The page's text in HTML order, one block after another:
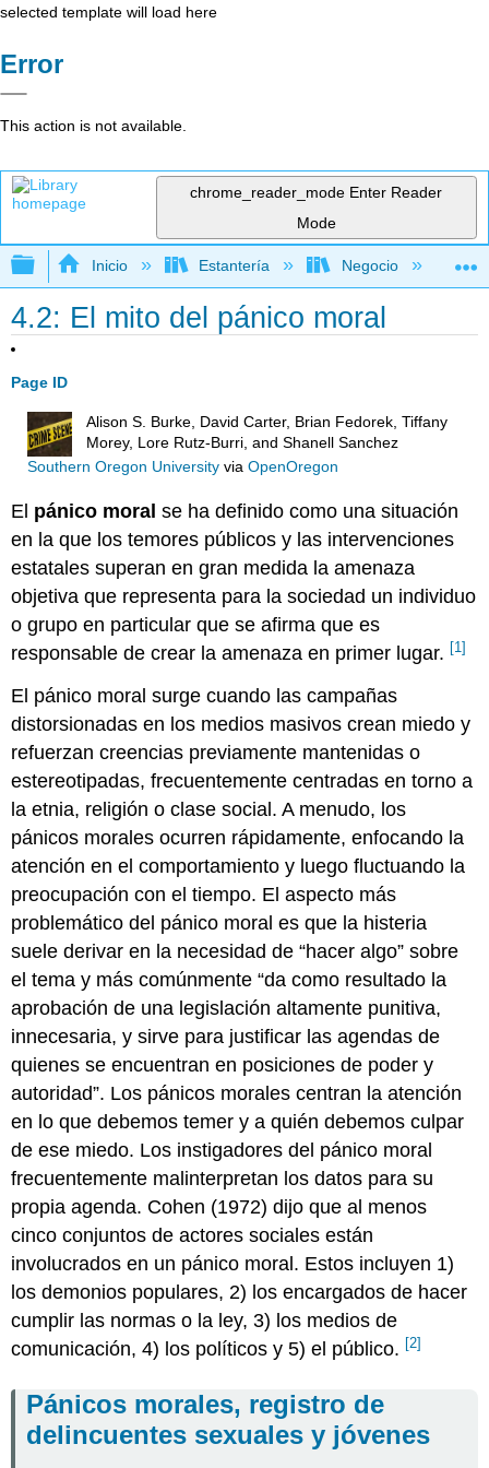
selected template will load here
Error
This action is not available.
chrome_reader_mode Enter Reader
Mode
Expandir/contraer jerarquía global
Inicio Estantería Negocio
4.2: El mito del pánico moral
Page ID
Alison S. Burke, David Carter, Brian Fedorek, Tiffany
Morey, Lore Rutz-Burri, and Shanell Sanchez
Southern Oregon Universityvia OpenOregon
El pánico moral se ha definido como una situación
en la que los temores públicos y las intervenciones
estatales superan en gran medida la amenaza
objetiva que representa para la sociedad un individuo
o grupo en particular que se afirma que es
responsable de crear la amenaza en primer lugar. [1]
El pánico moral surge cuando las campañas
distorsionadas en los medios masivos crean miedo y
refuerzan creencias previamente mantenidas o
estereotipadas, frecuentemente centradas en torno a
la etnia, religión o clase social. A menudo, los
pánicos morales ocurren rápidamente, enfocando la
atención en el comportamiento y luego fluctuando la
preocupación con el tiempo. El aspecto más
problemático del pánico moral es que la histeria
suele derivar en la necesidad de “hacer algo” sobre
el tema y más comúnmente “da como resultado la
aprobación de una legislación altamente punitiva,
innecesaria, y sirve para justificar las agendas de
quienes se encuentran en posiciones de poder y
autoridad”. Los pánicos morales centran la atención
en lo que debemos temer y a quién debemos culpar
de ese miedo. Los instigadores del pánico moral
frecuentemente malinterpretan los datos para su
propia agenda. Cohen (1972) dijo que al menos
cinco conjuntos de actores sociales están
involucrados en un pánico moral. Estos incluyen 1)
los demonios populares, 2) los encargados de hacer
cumplir las normas o la ley, 3) los medios de
comunicación, 4) los políticos y 5) el público. [2]
Pánicos morales, registro de
delincuentes sexuales y jóvenes